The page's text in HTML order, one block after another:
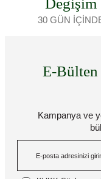
Değişim
30 GÜN
E-
Kampanya ve